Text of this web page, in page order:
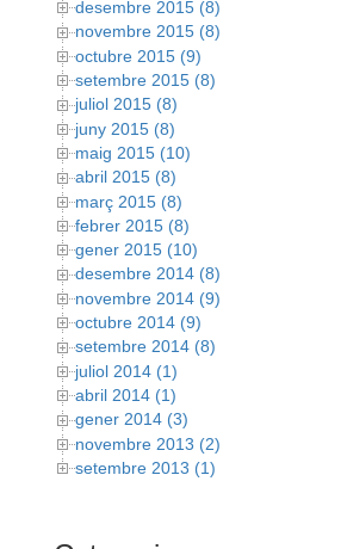
desembre 2015 (8)
novembre 2015 (8)
octubre 2015 (9)
setembre 2015 (8)
juliol 2015 (8)
juny 2015 (8)
maig 2015 (10)
abril 2015 (8)
març 2015 (8)
febrer 2015 (8)
gener 2015 (10)
desembre 2014 (8)
novembre 2014 (9)
octubre 2014 (9)
setembre 2014 (8)
juliol 2014 (1)
abril 2014 (1)
gener 2014 (3)
novembre 2013 (2)
setembre 2013 (1)